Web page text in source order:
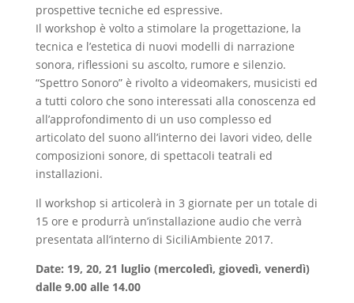
prospettive tecniche ed espressive.
Il workshop è volto a stimolare la progettazione, la
tecnica e l’estetica di nuovi modelli di narrazione
sonora, riflessioni su ascolto, rumore e silenzio.
“Spettro Sonoro” è rivolto a videomakers, musicisti ed
a tutti coloro che sono interessati alla conoscenza ed
all’approfondimento di un uso complesso ed
articolato del suono all’interno dei lavori video, delle
composizioni sonore, di spettacoli teatrali ed
installazioni.
Il workshop si articolerà in 3 giornate per un totale di
15 ore e produrrà un’installazione audio che verrà
presentata all’interno di SiciliAmbiente 2017.
Date: 19, 20, 21 luglio (mercoledì, giovedì, venerdì)
dalle 9.00 alle 14.00